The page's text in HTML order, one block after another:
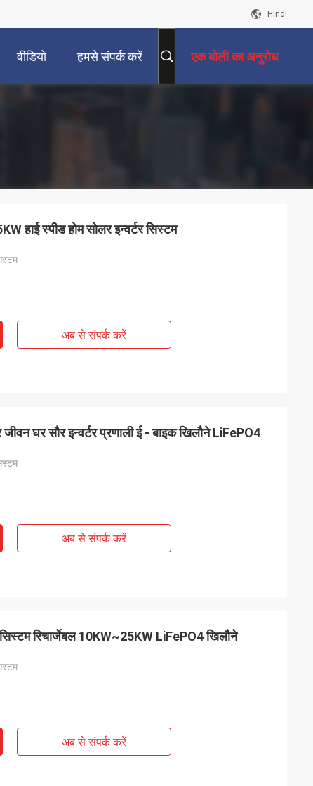
Hindi
वीडियो हमसे संपर्क करें एक बोली का अनुरोध
खरीदूंगा :)
हाई स्पीड होम सोलर इन्वर्टर सिस्टम
अब से संपर्क करें
घर सौर इन्वर्टर प्रणाली ई - बाइक खिलौने LiFePO4
अब से संपर्क करें
सिस्टम रिचार्जेबल 10KW~25KW LiFePO4 खिलौने
अब से संपर्क करें